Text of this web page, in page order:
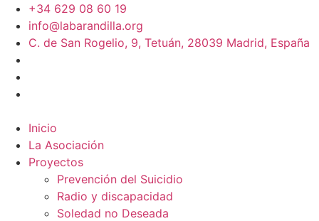
+34 629 08 60 19
info@labarandilla.org
C. de San Rogelio, 9, Tetuán, 28039 Madrid, España
Inicio
La Asociación
Proyectos
Prevención del Suicidio
Radio y discapacidad
Soledad no Deseada